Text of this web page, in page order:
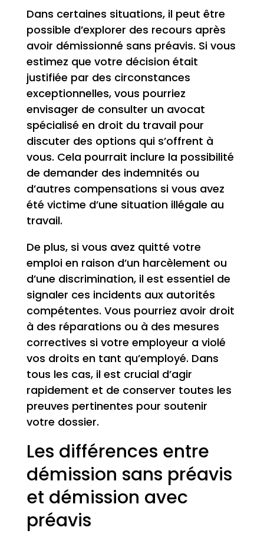
Dans certaines situations, il peut être
possible d’explorer des recours après
avoir démissionné sans préavis. Si vous
estimez que votre décision était
justifiée par des circonstances
exceptionnelles, vous pourriez
envisager de consulter un avocat
spécialisé en droit du travail pour
discuter des options qui s’offrent à
vous. Cela pourrait inclure la possibilité
de demander des indemnités ou
d’autres compensations si vous avez
été victime d’une situation illégale au
travail.
De plus, si vous avez quitté votre
emploi en raison d’un harcèlement ou
d’une discrimination, il est essentiel de
signaler ces incidents aux autorités
compétentes. Vous pourriez avoir droit
à des réparations ou à des mesures
correctives si votre employeur a violé
vos droits en tant qu’employé. Dans
tous les cas, il est crucial d’agir
rapidement et de conserver toutes les
preuves pertinentes pour soutenir
votre dossier.
Les différences entre
démission sans préavis
et démission avec
préavis